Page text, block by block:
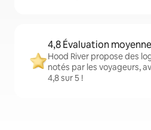
4,8 Évaluation moyenne
Hood River propose des
notés par les voyageurs,
4,8 sur 5 !